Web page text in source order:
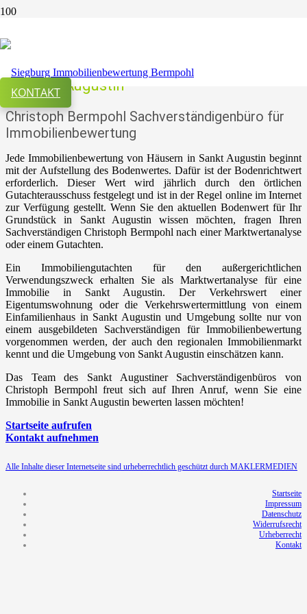
KONTAKT
unbebauten Grundstücken
in Sankt Augustin
Christoph Bermpohl Sachverständigenbüro für
Immobilienbewertung
Jede Immobilienbewertung von Häusern in Sankt Augustin beginnt
mit der Aufstellung des Bodenwertes. Dafür ist der Bodenrichtwert
erforderlich. Dieser Wert wird jährlich durch den örtlichen
Gutachterausschuss festgelegt und ist in der Regel online im Internet
zur Verfügung gestellt. Wenn Sie den aktuellen Bodenwert für Ihr
Grundstück in Sankt Augustin wissen möchten, fragen Ihren
Sachverständigen Christoph Bermpohl nach einer Marktwertanalyse
oder einem Gutachten.
Ein Immobiliengutachten für den außergerichtlichen
Verwendungszweck erhalten Sie als Marktwertanalyse für eine
Immobilie in Sankt Augustin. Der Verkehrswert einer
Eigentumswohnung oder die Verkehrswertermittlung von einem
Einfamilienhaus in Sankt Augustin und Umgebung sollte nur von
einem ausgebildeten Sachverständigen für Immobilienbewertung
vorgenommen werden, der auch den regionalen Immobilienmarkt
kennt und die Umgebung von Sankt Augustin einschätzen kann.
Das Team des Sankt Augustiner Sachverständigenbüros von
Christoph Bermpohl freut sich auf Ihren Anruf, wenn Sie eine
Immobilie in Sankt Augustin bewerten lassen möchten!
Startseite aufrufen
Kontakt aufnehmen
Alle Inhalte dieser Internetseite sind urheberrechtlich geschützt durch MAKLERMEDIEN
Startseite
Impressum
Datenschutz
Widerrufsrecht
Urheberrecht
Kontakt